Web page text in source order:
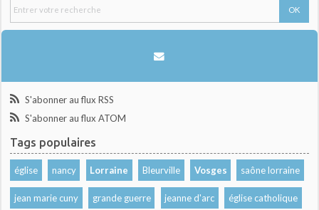
S'abonner au flux RSS
S'abonner au flux ATOM
Tags populaires
église nancy Lorraine Bleurville Vosges saône lorraine
jean marie cuny grande guerre jeanne d'arc église catholique